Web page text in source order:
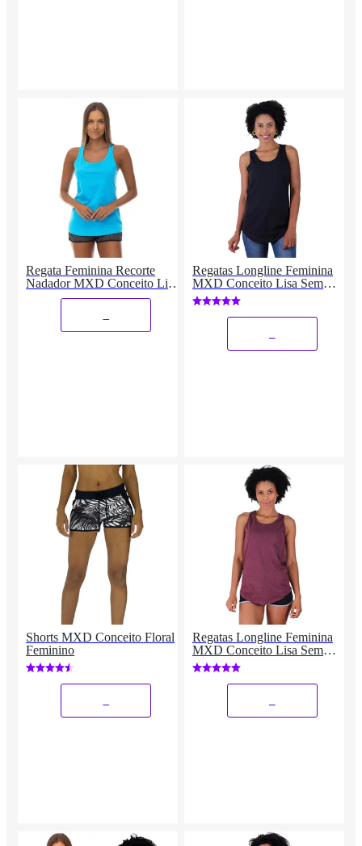
Regata Feminina Recorte
Nadador MXD Conceito Lisa
Sem Estampa Multicolorida
Regatas Longline Feminina
MXD Conceito Lisa Sem
Estampas Multicolorida
Shorts MXD Conceito Floral
Feminino
Regatas Longline Feminina
MXD Conceito Lisa Sem
Estampas Multicolorida